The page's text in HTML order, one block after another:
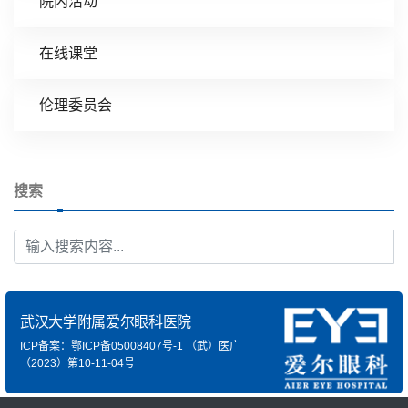
在线课堂
伦理委员会
搜索
武汉大学附属爱尔眼科医院
ICP备案：鄂ICP备05008407号-1 （武）医广
（2023）第10-11-04号